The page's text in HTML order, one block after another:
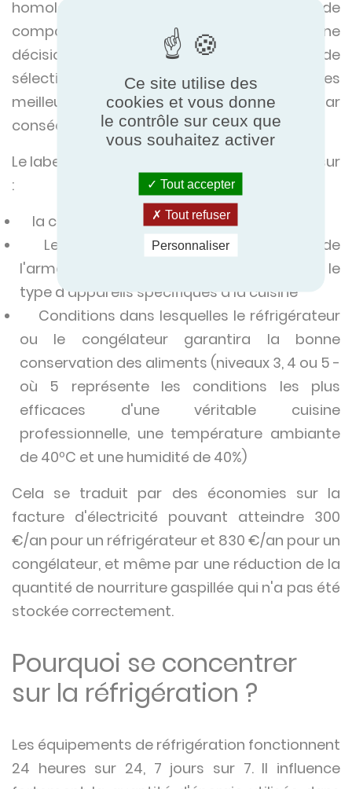
homologues domestiques. Il permet de
comparer les armoires avant de prendre une
décision, l'étiquetage énergétique permet de
sélectionner les équipements qui seront les
meilleurs pour l'environnement et, par
conséquent, pour l'entreprise.
Le label fournit des informations objectives sur
:
la consommation annuelle d'énergie
Le volume net (puissance réelle utile) de
l'armoire permet de planifier le nombre et le
type d'appareils spécifiques à la cuisine
Conditions dans lesquelles le réfrigérateur
ou le congélateur garantira la bonne
conservation des aliments (niveaux 3, 4 ou 5 -
où 5 représente les conditions les plus
efficaces d'une véritable cuisine
professionnelle, une température ambiante
de 40ºC et une humidité de 40%)
Cela se traduit par des économies sur la
facture d'électricité pouvant atteindre 300
€/an pour un réfrigérateur et 830 €/an pour un
congélateur, et même par une réduction de la
quantité de nourriture gaspillée qui n'a pas été
stockée correctement.
Pourquoi se concentrer
sur la réfrigération ?
Les équipements de réfrigération fonctionnent
24 heures sur 24, 7 jours sur 7. Il influence
Ce site utilise des
cookies et vous donne
le contrôle sur ceux que
vous souhaitez activer
Tout accepter
Tout refuser
Personnaliser